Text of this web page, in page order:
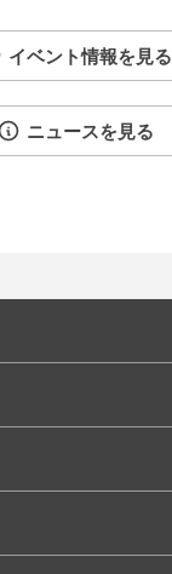
イベント情報を見る
ニュースを見る